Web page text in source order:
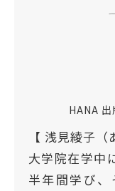
HANA
【 浅見綾子（
大学院在学中
半年間学び